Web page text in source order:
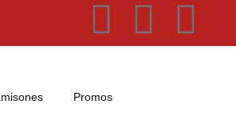
F
a
c
W
h
I
n
Promos